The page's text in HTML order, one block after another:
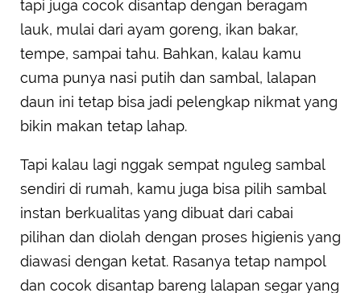
tapi juga cocok disantap dengan beragam
lauk, mulai dari ayam goreng, ikan bakar,
tempe, sampai tahu. Bahkan, kalau kamu
cuma punya nasi putih dan sambal, lalapan
daun ini tetap bisa jadi pelengkap nikmat yang
bikin makan tetap lahap.
Tapi kalau lagi nggak sempat nguleg sambal
sendiri di rumah, kamu juga bisa pilih sambal
instan berkualitas yang dibuat dari cabai
pilihan dan diolah dengan proses higienis yang
diawasi dengan ketat. Rasanya tetap nampol
dan cocok disantap bareng lalapan segar yang